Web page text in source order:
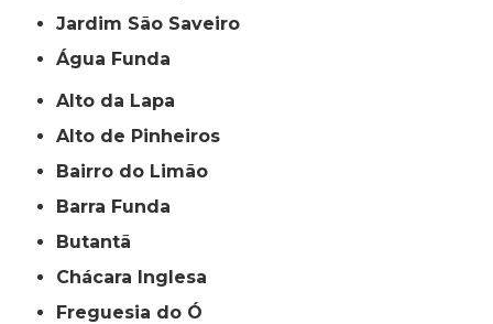
jardim São Saveiro
Água Funda
Alto da Lapa
Alto de Pinheiros
Bairro do Limão
Barra Funda
Butantã
Chácara Inglesa
Freguesia do Ó